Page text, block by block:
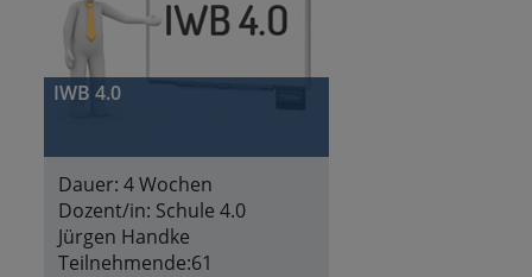
IWB 4.0
Dauer: 4 Wochen
Dozent/in: Schule 4.0
Jürgen Handke
Teilnehmende:61